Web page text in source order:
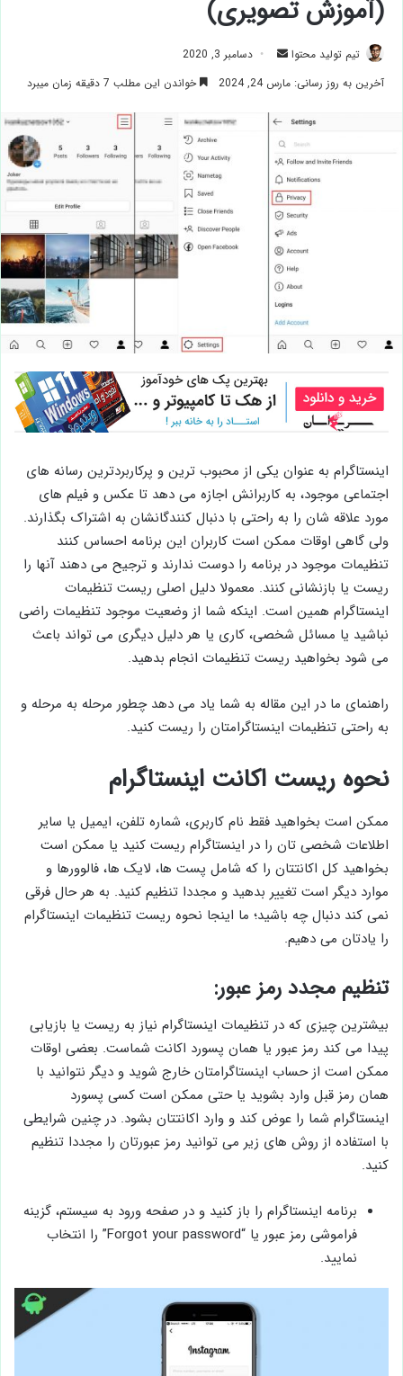
(آموزش تصویری)
تیم تولید محتوا ارسال
ایمیل
دسامبر 3, 2020
آخرین به روز رسانی: مارس 24, 2024
خواندن این مطلب 7 دقیقه زمان میبرد
اینستاگرام به عنوان یکی از محبوب ترین و پرکاربردترین رسانه های
اجتماعی موجود، به کاربرانش اجازه می دهد تا عکس و فیلم های
مورد علاقه شان را به راحتی با دنبال کنندگانشان به اشتراک بگذارند.
ولی گاهی اوقات ممکن است کاربران این برنامه احساس کنند
تنظیمات موجود در برنامه را دوست ندارند و ترجیح می دهند آنها را
ریست یا بازنشانی کنند. معمولا دلیل اصلی ریست تنظیمات
اینستاگرام همین است. اینکه شما از وضعیت موجود تنظیمات راضی
نباشید یا مسائل شخصی، کاری یا هر دلیل دیگری می تواند باعث
می شود بخواهید ریست تنظیمات انجام بدهید.
راهنمای ما در این مقاله به شما یاد می دهد چطور مرحله به مرحله و
به راحتی تنظیمات اینستاگرامتان را ریست کنید.
نحوه ریست اکانت اینستاگرام
ممکن است بخواهید فقط نام کاربری، شماره تلفن، ایمیل یا سایر
اطلاعات شخصی تان را در اینستاگرام ریست کنید یا ممکن است
بخواهید کل اکانتتان را که شامل پست ها، لایک ها، فالوورها و
موارد دیگر است تغییر بدهید و مجددا تنظیم کنید. به هر حال فرقی
نمی کند دنبال چه باشید؛ ما اینجا نحوه ریست تنظیمات اینستاگرام
را یادتان می دهیم.
تنظیم مجدد رمز عبور:
بیشترین چیزی که در تنظیمات اینستاگرام نیاز به ریست یا بازیابی
پیدا می کند رمز عبور یا همان پسورد اکانت شماست. بعضی اوقات
ممکن است از حساب اینستاگرامتان خارج شوید و دیگر نتوانید با
همان رمز قبل وارد بشوید یا حتی ممکن است کسی پسورد
اینستاگرام شما را عوض کند و وارد اکانتتان بشود. در چنین شرایطی
با استفاده از روش های زیر می توانید رمز عبورتان را مجددا تنظیم
کنید.
برنامه اینستاگرام را باز کنید و در صفحه ورود به سیستم، گزینه
فراموشی رمز عبور یا “Forgot your password” را انتخاب
نمایید.